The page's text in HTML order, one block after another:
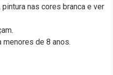
nas cores branca e ver
menores de 8 anos.